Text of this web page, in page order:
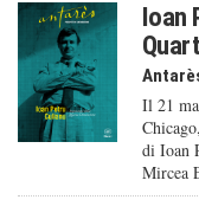
Ioan
Il 21
di Ioan
Mircea